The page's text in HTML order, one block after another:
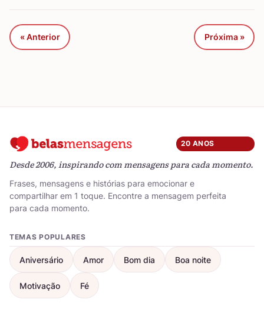
« Anterior Próxima »
20 ANOS
Desde 2006, inspirando com mensagens para cada momento.
Frases, mensagens e histórias para emocionar e
compartilhar em 1 toque. Encontre a mensagem perfeita
para cada momento.
TEMAS POPULARES
Aniversário Amor Bom dia Boa noite
Motivação Fé